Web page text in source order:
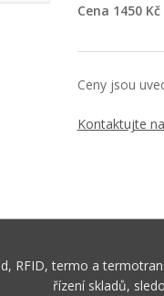
Cena 1450 Kč
Ceny jsou
Kontaktujte
RFID, termo a
řízení skladů,